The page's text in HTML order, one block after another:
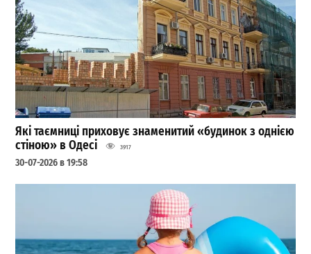
Які таємниці приховує знаменитий «будинок з однією
стіною» в Одесі
3917
30-07-2026 в 19:58